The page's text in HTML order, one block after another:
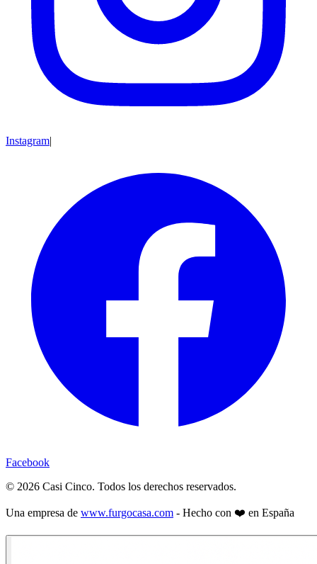
Instagram|
Facebook
© 2026 Casi Cinco. Todos los derechos reservados.
Una empresa de www.furgocasa.com - Hecho con ❤️ en España